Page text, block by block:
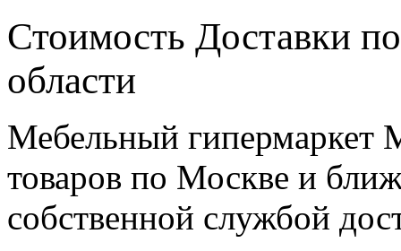
Стоимость Доставки
области
Мебельный гипермаркет
товаров по Москве и
собственной службой